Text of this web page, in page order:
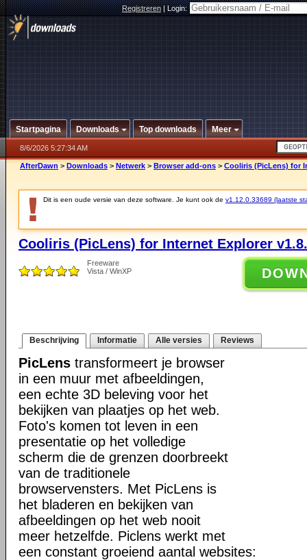
Registreren|Login:
Startpagina Downloads Top downloads Meer
8/6/2026 5:27:34 AM
AfterDawn > Downloads > Netwerk > Browser add-ons > Cooliris (PicLens) for
Dit is een oude versie van deze software. Je kunt ook de v1.12.0.33689 (laatste
Cooliris (PicLens) for Internet Explorer
Freeware
Vista / WinXP
Beschrijving Informatie Alle versies Reviews
PicLens transformeert je browser
in een muur met afbeeldingen,
een echte 3D beleving voor het
bekijken van plaatjes op het web.
Foto's komen tot leven in een
presentatie op het volledige
scherm die de grenzen doorbreekt
van de traditionele
browservensters. Met PicLens is
het bladeren en bekijken van
afbeeldingen op het web nooit
meer hetzelfde. Piclens werkt met
een constant groeiend aantal websites: